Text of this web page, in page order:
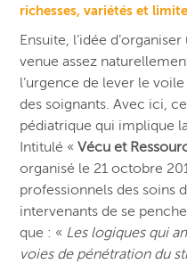
richesses, variétés et
Ensuite, l’idée d’organiser
venue assez
l’urgence de lever le
des soignants. Avec ici,
pédiatrique qui implique
Intitulé «Vécu et
organisé le 21 octobre
professionnels des soins
intervenants de se
que : « Les logiques qui
voies de pénétration du